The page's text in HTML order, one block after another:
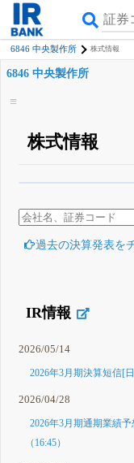
6846 中央製作所 株式情報
6846 中央製作所
株式情報
詳しく見られる無
登録すると永久
過去の決算発表を
IR情報
2026/05/14
2026年3月期決算短信[
2026/04/28
2026年3月期通期業績
（16:45）